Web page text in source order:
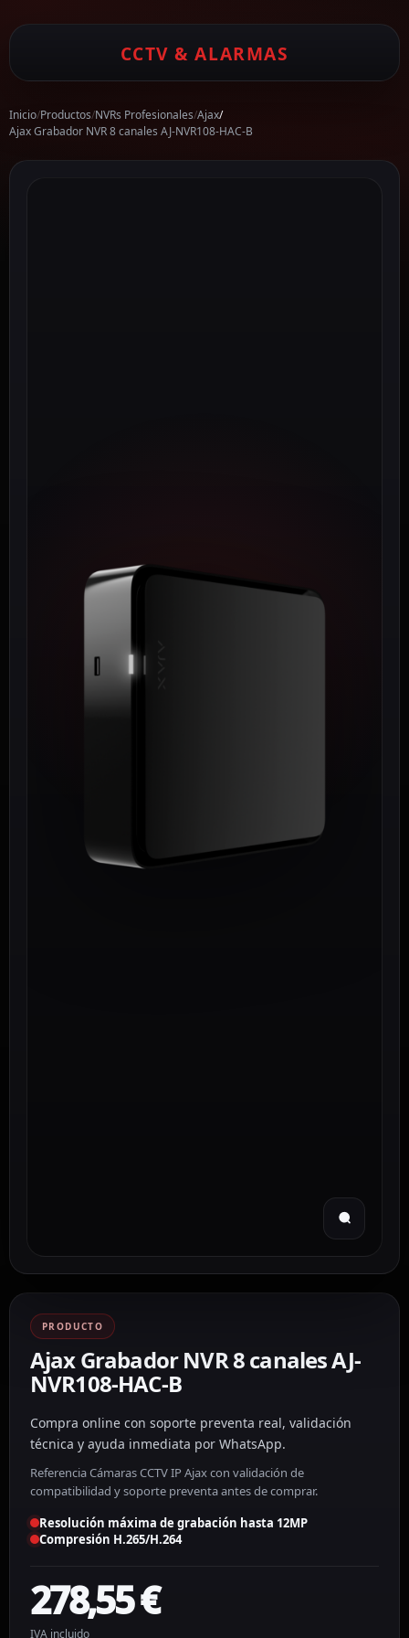
CCTV & ALARMAS
Inicio/Productos/NVRs Profesionales/Ajax/
Ajax Grabador NVR 8 canales AJ-NVR108-HAC-B
PRODUCTO
Ajax Grabador NVR 8 canales AJ-
NVR108-HAC-B
Compra online con soporte preventa real, validación
técnica y ayuda inmediata por WhatsApp.
Referencia Cámaras CCTV IP Ajax con validación de
compatibilidad y soporte preventa antes de comprar.
Resolución máxima de grabación hasta 12MP
Compresión H.265/H.264
278,55€
IVA incluido